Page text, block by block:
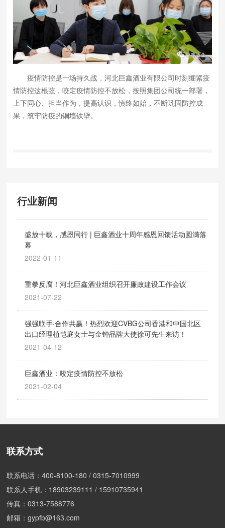
疫情防控是一场持久战，河北巨鑫酒业有限公司时刻绷紧疫
情防控这根弦，咬定疫情防控不放松，按照集团公司统一部署，
上下同心、担当作为，提高认识，慎终如始，不断巩固防控成
果，筑牢防疫的铜墙铁壁。
行业新闻
盛放十载，感恩同行 | 巨鑫酒业十周年感恩回馈活动圆满落
幕
2022-01-11
重拳反腐！河北巨鑫酒业组织召开廉政建设工作会议
2021-07-22
强强联手·合作共赢！热烈欢迎CVBG公司香港和中国北区
出口经理植恺庭女士与金钟品牌大使徐可先生来访！
2021-04-12
巨鑫酒业：咬定疫情防控不放松
2021-02-04
联系方式
联系电话：400-8100-180/0315-7010999
联系人手机： 18903239111 / 15910735941
传真：0313-7588776
邮箱：gypfb@163.com